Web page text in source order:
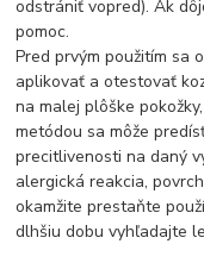
odstrániť vopred). Ak
pomoc.
Pred prvým použitím sa
aplikovať a otestovať
na malej plôške
metódou sa môže
precitlivenosti na daný
alergická reakcia,
okamžite prestaňte
dlhšiu dobu vyhľadajte